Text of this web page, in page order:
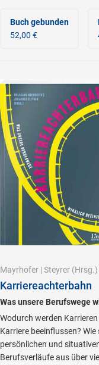
Buch gebunden
52,00 €
Mayrhofer | Steyrer (Hrsg.)
Karriereachterbahn
Was unsere Berufswege
Wodurch werden
Karriere beeinflussen?
persönlichen und
Berufsverläufe aus über